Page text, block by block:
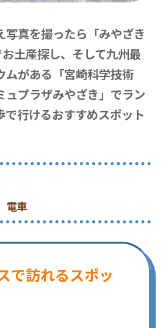
写真を撮ったら「みやざき
土産探し、そして九州最
ムがある「宮崎科学技術
ュプラザみやざき」でラン
で行けるおすすめスポット
電車
で訪れるスポッ